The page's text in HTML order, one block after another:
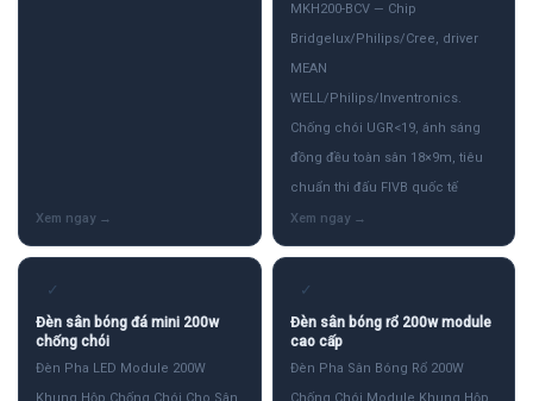
MKH200-BCV — Chip
Bridgelux/Philips/Cree, driver
MEAN
WELL/Philips/Inventronics.
Chống chói UGR<19, ánh sáng
đồng đều toàn sân 18×9m, tiêu
chuẩn thi đấu FIVB quốc tế
✓
Đèn sân bóng đá mini 200w
chống chói
Đèn Pha LED Module 200W
✓
Đèn sân bóng rổ 200w module
cao cấp
Đèn Pha Sân Bóng Rổ 200W